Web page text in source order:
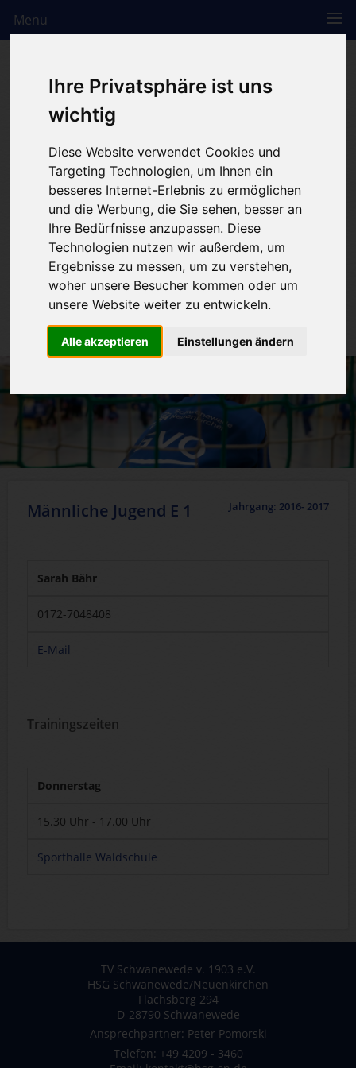
Ihre Privatsphäre ist uns
wichtig
Diese Website verwendet Cookies und
Targeting Technologien, um Ihnen ein
besseres Internet-Erlebnis zu ermöglichen
und die Werbung, die Sie sehen, besser an
Ihre Bedürfnisse anzupassen. Diese
Technologien nutzen wir außerdem, um
Ergebnisse zu messen, um zu verstehen,
woher unsere Besucher kommen oder um
unsere Website weiter zu entwickeln.
Alle akzeptieren Einstellungen ändern
Menu
Männliche Jugend E 1 Jahrgang: 2016- 2017
Sarah Bähr
0172-7048408
E-Mail
Trainingszeiten
Donnerstag
15.30 Uhr - 17.00 Uhr
Sporthalle Waldschule
TV Schwanewede v. 1903 e.V.
HSG Schwanewede/Neuenkirchen
Flachsberg 294
D-28790 Schwanewede
Ansprechpartner: Peter Pomorski
Telefon: +49 4209 - 3460